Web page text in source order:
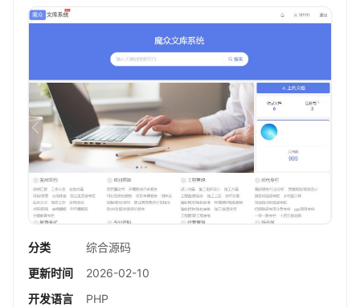
分类
综合源码
更新时间
2026-02-10
开发语言
PHP